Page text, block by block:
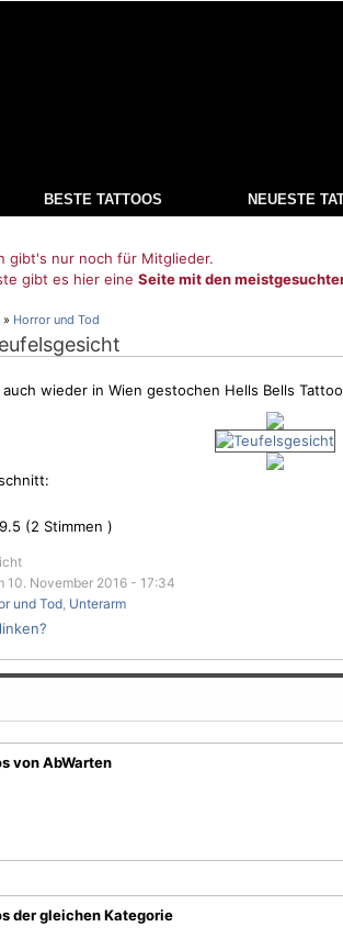
BESTE TATTOOS NEUESTE
gibt's nur noch für Mitglieder.
gibt es hier eine Seite mit den
» Horror und Tod
wieder in Wien gestochen Hells Bells Tattoo
9.5 (2 Stimmen )
10. November 2016 - 17:34
und Tod, Unterarm
von AbWarten
der gleichen Kategorie